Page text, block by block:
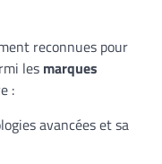
reconnues pour
les marques
:
avancées et sa